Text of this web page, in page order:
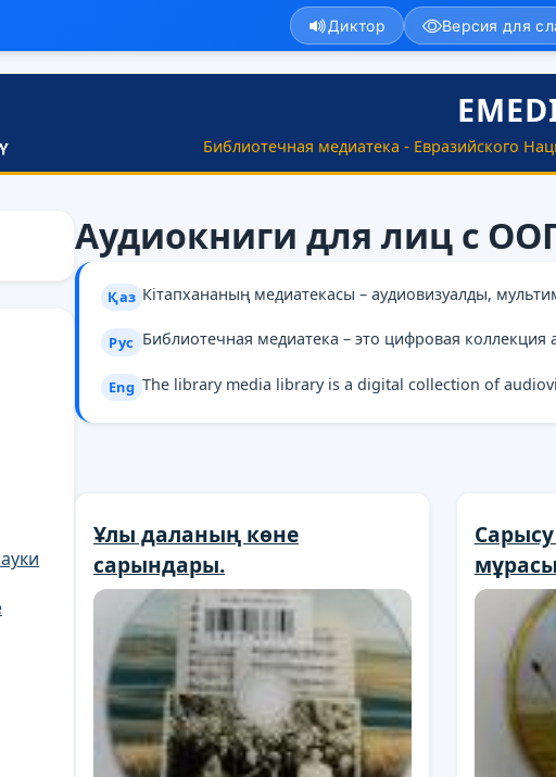
Библиотечная медиатека - Евразийского
Диктор Версия для
Аудиокниги для лиц с
Қаз Кітапхананың медиатекасы – аудиовизуалды,
Рус Библиотечная медиатека – это цифровая
Eng The library media library is a digital collection of
Ұлы даланың көне
сарындары.